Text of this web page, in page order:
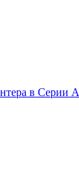
в Серии А